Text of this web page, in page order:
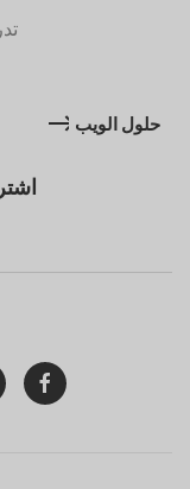
حلول الويب